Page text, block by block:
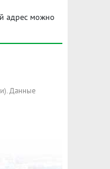
адрес можно
Данные